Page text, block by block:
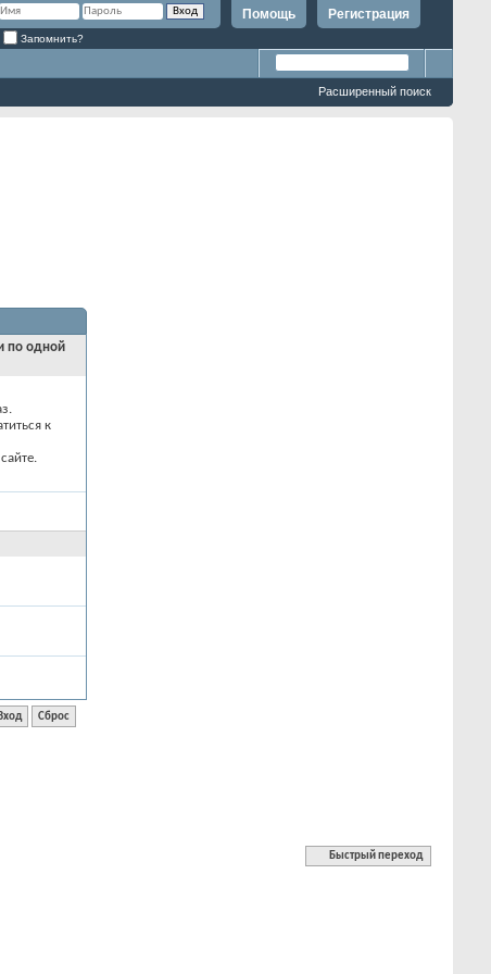
Регистрация
Помощь
Запомнить?
Расширенный поиск
по одной
к
Быстрый переход